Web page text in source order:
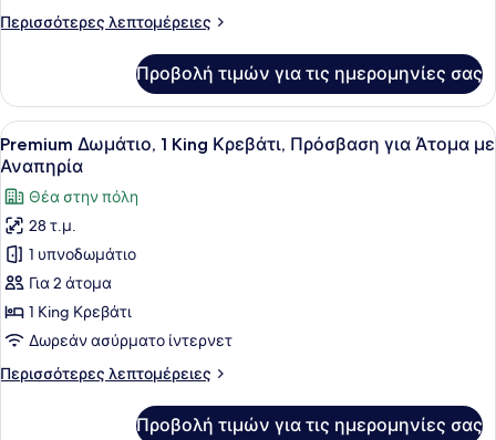
Κρεβάτι
Περισσότερες λεπτομέρειες
Περισσότερες
Δωμάτιο,
King
Κρεβάτι
Προβολή τιμών για τις ημερομηνίες σας
Προβολή
όλων
των
φωτογραφιών
για
Premium
Δωμάτιο,
1
King
Πρόσβαση
Ένα δωμάτιο ξενοδοχείου με ένα
9
Premium Δωμάτιο, 1 King Κρεβάτι, Πρόσβαση για Άτομα με
Αναπηρία
Θέα στην πόλη
28 τ.μ.
1 υπνοδωμάτιο
Για 2 άτομα
1 King Κρεβάτι
Δωρεάν ασύρματο ίντερνετ
Περισσότερες λεπτομέρειες
Περισσότερες
Προβολή τιμών για τις ημερομηνίες σας